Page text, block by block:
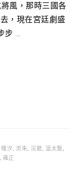
風，那時三國各
，現在宮廷劇盛
步 ...
槿汐,流朱,浣碧,溫太醫 ,
, 雍正